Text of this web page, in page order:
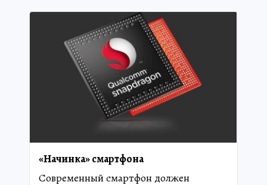
«Начинка» смартфона
Современный смартфон должен